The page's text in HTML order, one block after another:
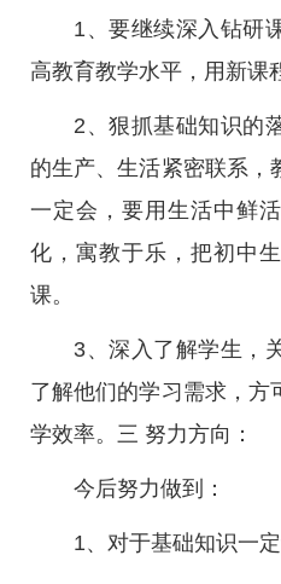
1、要继续深入钻研
高教育教学水平，用新课
2、狠抓基础知识的
的生产、生活紧密联系，
一定会，要用生活中鲜
化，寓教于乐，把初中
课。
3、深入了解学生，
了解他们的学习需求，方
学效率。三 努力方向：
今后努力做到：
1、对于基础知识一